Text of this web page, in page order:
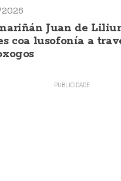
Juan de
coa lusofonía a